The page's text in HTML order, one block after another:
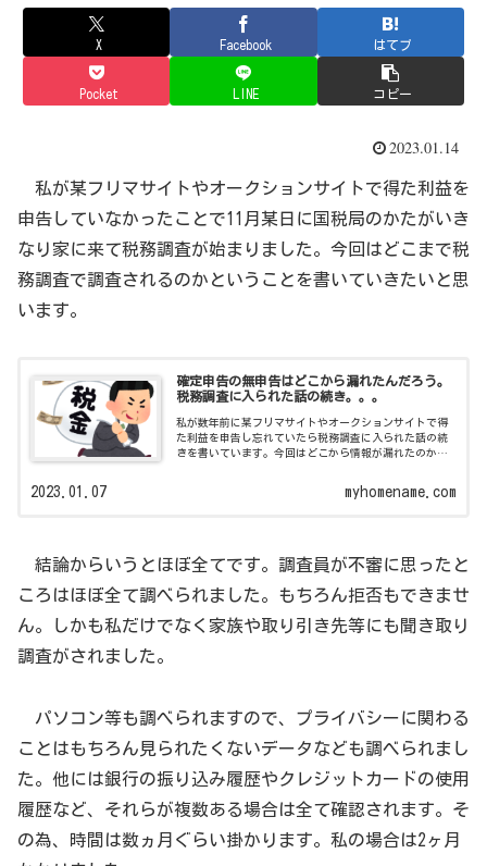
X Facebook はてブ
Pocket LINE コピー
2023.01.14
私が某フリマサイトやオークションサイトで得た利益を
申告していなかったことで11月某日に国税局のかたがいき
なり家に来て税務調査が始まりました。今回はどこまで税
務調査で調査されるのかということを書いていきたいと思
います。
確定申告の無申告はどこから漏れたんだろう。
税務調査に入られた話の続き。。。
私が数年前に某フリマサイトやオークションサイトで得
た利益を申告し忘れていたら税務調査に入られた話の続
きを書いています。今回はどこから情報が漏れたのかと
たブログです。文章を書くのに慣れていない...
myhomename.com
2023.01.07
結論からいうとほぼ全てです。調査員が不審に思ったと
ころはほぼ全て調べられました。もちろん拒否もできませ
ん。しかも私だけでなく家族や取り引き先等にも聞き取り
調査がされました。
パソコン等も調べられますので、プライバシーに関わる
ことはもちろん見られたくないデータなども調べられまし
た。他には銀行の振り込み履歴やクレジットカードの使用
履歴など、それらが複数ある場合は全て確認されます。そ
の為、時間は数ヵ月ぐらい掛かります。私の場合は2ヶ月